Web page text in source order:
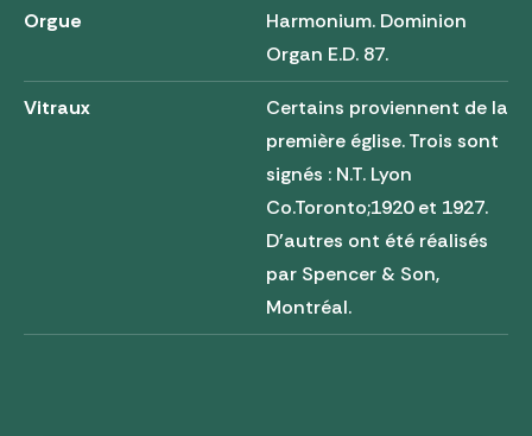
Orgue
Harmonium. Dominion
Organ E.D. 87.
Vitraux
Certains proviennent de la
première église. Trois sont
signés : N.T. Lyon
Co.Toronto;1920 et 1927.
D'autres ont été réalisés
par Spencer & Son,
Montréal.